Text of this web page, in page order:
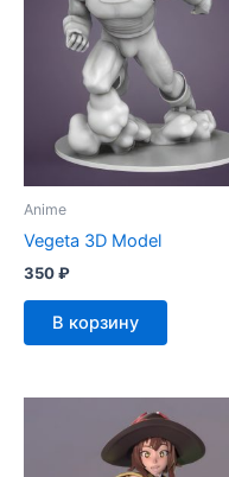
Anime
Vegeta 3D Model
350₽
В корзину